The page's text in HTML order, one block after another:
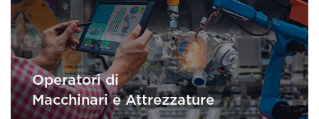
Operatori di
Macchinari e Attrezzature